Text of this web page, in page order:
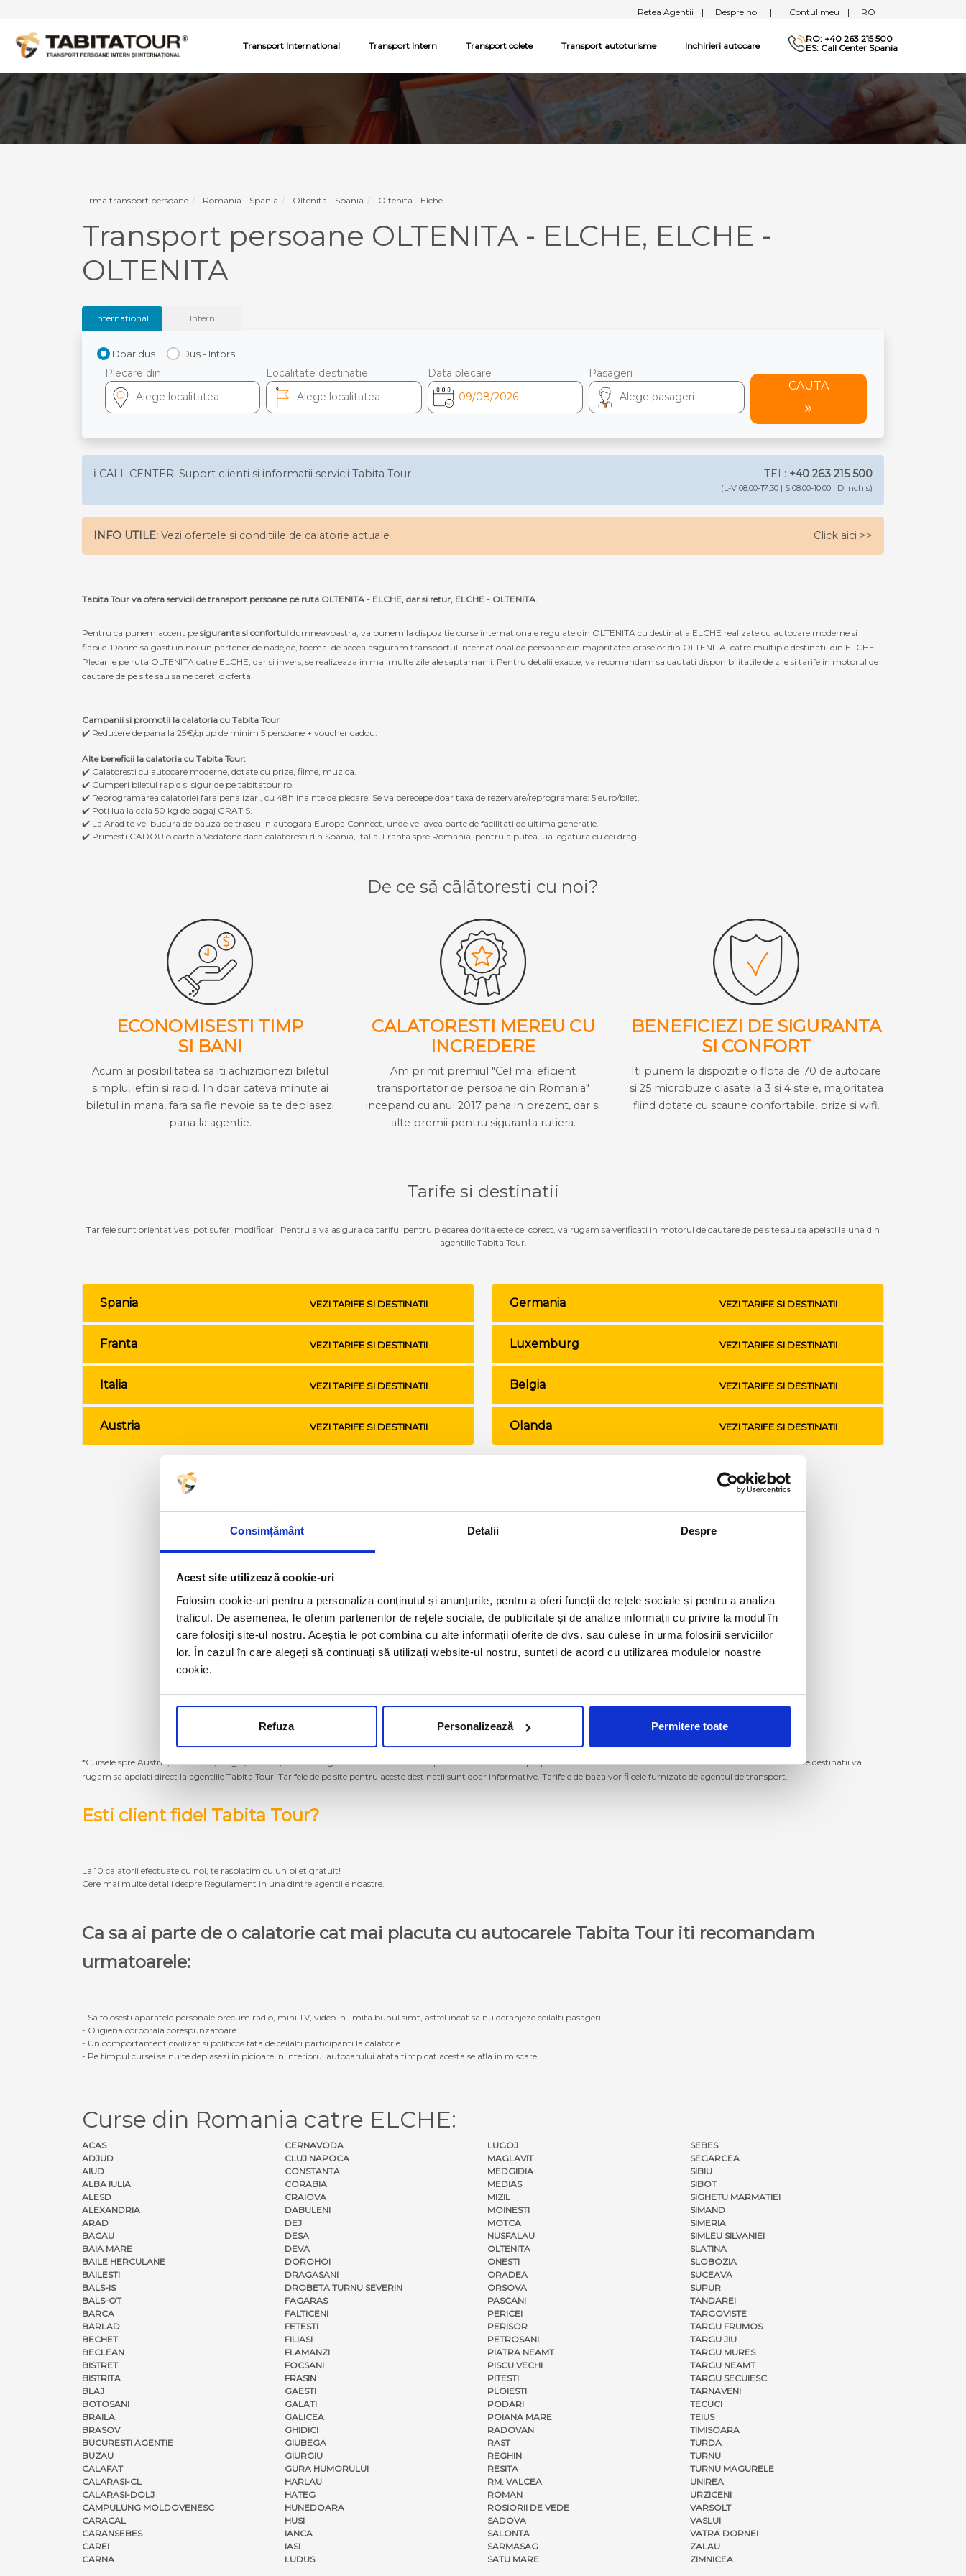
Consimțământ Detalii Despre
Acest site utilizează cookie-uri
Folosim cookie-uri pentru a personaliza conținutul și anunțurile, pentru a oferi funcții de rețele sociale și pentru a analiza
traficul. De asemenea, le oferim partenerilor de rețele sociale, de publicitate și de analize informații cu privire la modul în
care folosiți site-ul nostru. Aceștia le pot combina cu alte informații oferite de dvs. sau culese în urma folosirii serviciilor
lor. În cazul în care alegeți să continuați să utilizați website-ul nostru, sunteți de acord cu utilizarea modulelor noastre
cookie.
Refuza Personalizează Permitere toate
Retea Agentii | Despre noi | Contul meu | RO
Transport International Transport Intern Transport colete Transport autoturisme Inchirieri autocare
RO: +40 263 215 500
ES: Call Center Spania
Firma transport persoane Romania - Spania Oltenita - Spania Oltenita - Elche
Transport persoane OLTENITA - ELCHE, ELCHE -
OLTENITA
International Intern
Doar dus Dus - Intors
Plecare din Localitate destinatie Data plecare Pasageri
CAUTA
ℹ️ CALL CENTER: Suport clienti si informatii servicii Tabita Tour TEL: +40 263 215 500
(L-V 08:00-17:30 | S 08:00-10:00 | D Inchis)
INFO UTILE: Vezi ofertele si conditiile de calatorie actuale Click aici >>
Tabita Tour va ofera servicii de transport persoane pe ruta OLTENITA - ELCHE, dar si retur, ELCHE - OLTENITA.
Pentru ca punem accent pe siguranta si confortul dumneavoastra, va punem la dispozitie curse internationale regulate din OLTENITA cu destinatia ELCHE realizate cu autocare moderne si
fiabile. Dorim sa gasiti in noi un partener de nadejde, tocmai de aceea asiguram transportul international de persoane din majoritatea oraselor din OLTENITA, catre multiple destinatii din ELCHE.
Plecarile pe ruta OLTENITA catre ELCHE, dar si invers, se realizeaza in mai multe zile ale saptamanii. Pentru detalii exacte, va recomandam sa cautati disponibilitatile de zile si tarife in motorul de
cautare de pe site sau sa ne cereti o oferta.
Campanii si promotii la calatoria cu Tabita Tour
✔️ Reducere de pana la 25€/grup de minim 5 persoane + voucher cadou.
Alte beneficii la calatoria cu Tabita Tour:
✔️ Calatoresti cu autocare moderne, dotate cu prize, filme, muzica.
✔️ Cumperi biletul rapid si sigur de pe tabitatour.ro.
✔️ Reprogramarea calatoriei fara penalizari, cu 48h inainte de plecare. Se va perecepe doar taxa de rezervare/reprogramare: 5 euro/bilet.
✔️ Poti lua la cala 50 kg de bagaj GRATIS.
✔️ La Arad te vei bucura de pauza pe traseu in autogara Europa Connect, unde vei avea parte de facilitati de ultima generatie.
✔️ Primesti CADOU o cartela Vodafone daca calatoresti din Spania, Italia, Franta spre Romania, pentru a putea lua legatura cu cei dragi.
De ce sã cãlãtoresti cu noi?
ECONOMISESTI TIMP
SI BANI
Acum ai posibilitatea sa iti achizitionezi biletul
simplu, ieftin si rapid. In doar cateva minute ai
biletul in mana, fara sa fie nevoie sa te deplasezi
pana la agentie.
CALATORESTI MEREU CU
INCREDERE
Am primit premiul "Cel mai eficient
transportator de persoane din Romania"
incepand cu anul 2017 pana in prezent, dar si
alte premii pentru siguranta rutiera.
BENEFICIEZI DE SIGURANTA
SI CONFORT
Iti punem la dispozitie o flota de 70 de autocare
si 25 microbuze clasate la 3 si 4 stele, majoritatea
fiind dotate cu scaune confortabile, prize si wifi.
Tarife si destinatii
Tarifele sunt orientative si pot suferi modificari. Pentru a va asigura ca tariful pentru plecarea dorita este cel corect, va rugam sa verificati in motorul de cautare de pe site sau sa apelati la una din
agentiile Tabita Tour.
Spania VEZI TARIFE SI DESTINATII
Franta VEZI TARIFE SI DESTINATII
Italia VEZI TARIFE SI DESTINATII
Austria VEZI TARIFE SI DESTINATII
Germania VEZI TARIFE SI DESTINATII
Luxemburg VEZI TARIFE SI DESTINATII
Belgia VEZI TARIFE SI DESTINATII
Olanda VEZI TARIFE SI DESTINATII
*Cursele spre Austria, Germania, Belgia, Olanda, Luxemburg momentan nu se mai operează cu autocarele proprii Tabita Tour. Pentru a achizitiona bilete de autocar spre aceste destinatii va
rugam sa apelati direct la agentiile Tabita Tour. Tarifele de pe site pentru aceste destinatii sunt doar informative. Tarifele de baza vor fi cele furnizate de agentul de transport.
Esti client fidel Tabita Tour?
La 10 calatorii efectuate cu noi, te rasplatim cu un bilet gratuit!
Cere mai multe detalii despre Regulament in una dintre agentiile noastre.
Ca sa ai parte de o calatorie cat mai placuta cu autocarele Tabita Tour iti recomandam
urmatoarele:
- Sa folosesti aparatele personale precum radio, mini TV, video in limita bunul simt, astfel incat sa nu deranjeze ceilalti pasageri.
- O igiena corporala corespunzatoare
- Un comportament civilizat si politicos fata de ceilalti participanti la calatorie
- Pe timpul cursei sa nu te deplasezi in picioare in interiorul autocarului atata timp cat acesta se afla in miscare
Curse din Romania catre ELCHE:
ACAS
ADJUD
AIUD
ALBA IULIA
ALESD
ALEXANDRIA
ARAD
BACAU
BAIA MARE
BAILE HERCULANE
BAILESTI
BALS-IS
BALS-OT
BARCA
BARLAD
BECHET
BECLEAN
BISTRET
BISTRITA
BLAJ
BOTOSANI
BRAILA
BRASOV
BUCURESTI AGENTIE
BUZAU
CALAFAT
CALARASI-CL
CALARASI-DOLJ
CAMPULUNG MOLDOVENESC
CARACAL
CARANSEBES
CAREI
CARNA
CERNAVODA
CLUJ NAPOCA
CONSTANTA
CORABIA
CRAIOVA
DABULENI
DEJ
DESA
DEVA
DOROHOI
DRAGASANI
DROBETA TURNU SEVERIN
FAGARAS
FALTICENI
FETESTI
FILIASI
FLAMANZI
FOCSANI
FRASIN
GAESTI
GALATI
GALICEA
GHIDICI
GIUBEGA
GIURGIU
GURA HUMORULUI
HARLAU
HATEG
HUNEDOARA
HUSI
IANCA
IASI
LUDUS
LUGOJ
MAGLAVIT
MEDGIDIA
MEDIAS
MIZIL
MOINESTI
MOTCA
NUSFALAU
OLTENITA
ONESTI
ORADEA
ORSOVA
PASCANI
PERICEI
PERISOR
PETROSANI
PIATRA NEAMT
PISCU VECHI
PITESTI
PLOIESTI
PODARI
POIANA MARE
RADOVAN
RAST
REGHIN
RESITA
RM. VALCEA
ROMAN
ROSIORII DE VEDE
SADOVA
SALONTA
SARMASAG
SATU MARE
SEBES
SEGARCEA
SIBIU
SIBOT
SIGHETU MARMATIEI
SIMAND
SIMERIA
SIMLEU SILVANIEI
SLATINA
SLOBOZIA
SUCEAVA
SUPUR
TANDAREI
TARGOVISTE
TARGU FRUMOS
TARGU JIU
TARGU MURES
TARGU NEAMT
TARGU SECUIESC
TARNAVENI
TECUCI
TEIUS
TIMISOARA
TURDA
TURNU
TURNU MAGURELE
UNIREA
URZICENI
VARSOLT
VASLUI
VATRA DORNEI
ZALAU
ZIMNICEA